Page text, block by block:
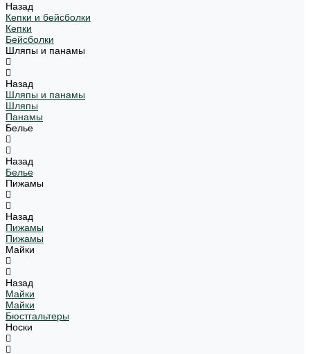
Назад
Кепки и бейсболки
Кепки
Бейсболки
Шляпы и панамы
Назад
Шляпы и панамы
Шляпы
Панамы
Белье
Назад
Белье
Пижамы
Назад
Пижамы
Пижамы
Майки
Назад
Майки
Майки
Бюстгальтеры
Носки